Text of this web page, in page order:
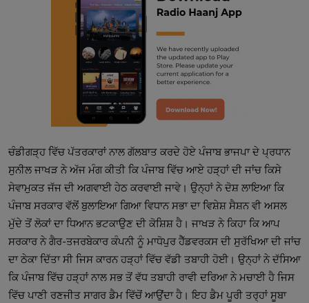
ਚੰਡੀਗੜ੍ਹ ਵਿੱਚ ਪੱਤਰਕਾਰਾਂ ਨਾਲ ਗੱਲਬਾਤ ਕਰਦੇ ਹੋਏ ਪੰਜਾਬ ਭਾਜਪਾ ਦੇ ਪ੍ਰਧਾਨ
ਸੁਨੀਲ ਜਾਖੜ ਨੇ ਅੱਜ ਮੰਗ ਕੀਤੀ ਕਿ ਪੰਜਾਬ ਵਿੱਚ ਆਏ ਹੜ੍ਹਾਂ ਦੀ ਜਾਂਚ ਕਿਸੇ
ਸੇਵਾਮੁਕਤ ਜੱਜ ਦੀ ਅਗਵਾਈ ਹੇਠ ਕਰਵਾਈ ਜਾਵੇ। ਉਨ੍ਹਾਂ ਨੇ ਦੋਸ਼ ਲਾਇਆ ਕਿ
ਪੰਜਾਬ ਸਰਕਾਰ ਵੱਲੋਂ ਬੁਲਾਇਆ ਗਿਆ ਵਿਧਾਨ ਸਭਾ ਦਾ ਵਿਸ਼ੇਸ਼ ਸੈਸ਼ਨ ਵੀ ਅਸਲ
ਮੁੱਦੇ ਤੋਂ ਲੋਕਾਂ ਦਾ ਧਿਆਨ ਭਟਕਾਉਣ ਦੀ ਕੋਸ਼ਿਸ਼ ਹੈ। ਜਾਖੜ ਨੇ ਕਿਹਾ ਕਿ ਆਪ
ਸਰਕਾਰ ਨੇ ਗੈਰ-ਤਜਰਬੇਕਾਰ ਕੰਪਨੀ ਨੂੰ ਮਾਧੋਪੁਰ ਹੈੱਡਵਰਕਸ ਦੀ ਸੁਰੱਖਿਆ ਦੀ ਜਾਂਚ
ਦਾ ਠੇਕਾ ਦਿੱਤਾ ਸੀ ਜਿਸ ਕਾਰਨ ਹੜ੍ਹਾਂ ਵਿੱਚ ਵੱਡੀ ਤਬਾਹੀ ਹੋਈ। ਉਨ੍ਹਾਂ ਨੇ ਦੱਸਿਆ
ਕਿ ਪੰਜਾਬ ਵਿੱਚ ਹੜ੍ਹਾਂ ਨਾਲ ਸਭ ਤੋਂ ਵੱਧ ਤਬਾਹੀ ਰਾਵੀ ਦਰਿਆ ਨੇ ਮਚਾਈ ਹੈ ਜਿਸ
ਵਿੱਚ ਪਾਣੀ ਰਣਜੀਤ ਸਾਗਰ ਡੈਮ ਵਿੱਚੋਂ ਆਉਂਦਾ ਹੈ। ਇਹ ਡੈਮ ਪੂਰੀ ਤਰ੍ਹਾਂ ਸੂਬਾ